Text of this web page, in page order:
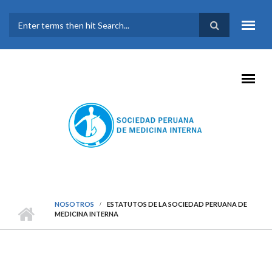
FORMULARIO DE
BÚSQUEDA
NOSOTROS
ESTATUTOS DE LA SOCIEDAD PERUANA DE
MEDICINA INTERNA